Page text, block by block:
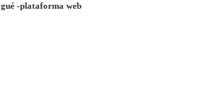
-plataforma web